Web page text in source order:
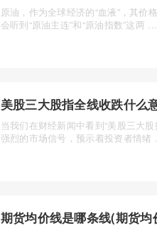
原油，作为全球经济的“血液”，其
会听到“原油主连”和“原油指数”这两 ...
美股三大股指全线收跌什么
当我们在财经新闻中看到“美股三大
强烈的市场信号，预示着投资者情绪
期货均价线是哪条线(期货均